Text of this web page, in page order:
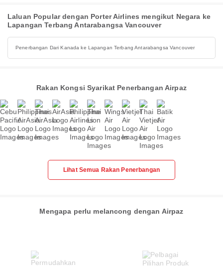
Laluan Popular dengan Porter Airlines mengikut Negara ke
Lapangan Terbang Antarabangsa Vancouver
Penerbangan Dari Kanada ke Lapangan Terbang Antarabangsa Vancouver
Rakan Kongsi Syarikat Penerbangan Airpaz
Lihat Semua Rakan Penerbangan
Mengapa perlu melancong dengan Airpaz